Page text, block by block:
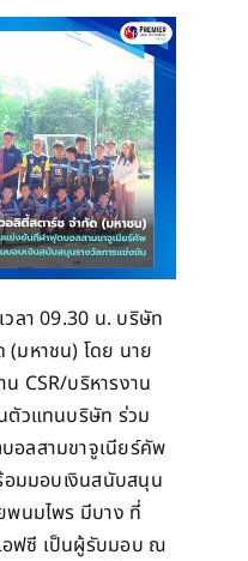
ลา 09.30 น. บริษัท
(มหาชน) โดย นาย
CSR/บริหารงาน
ตัวแทนบริษัท ร่วม
อลสามขาจูเนียร์คัพ
อมมอบเงินสนับสนุน
พนมไพร มีบาง ที่
ฟซี เป็นผู้รับมอบ ณ